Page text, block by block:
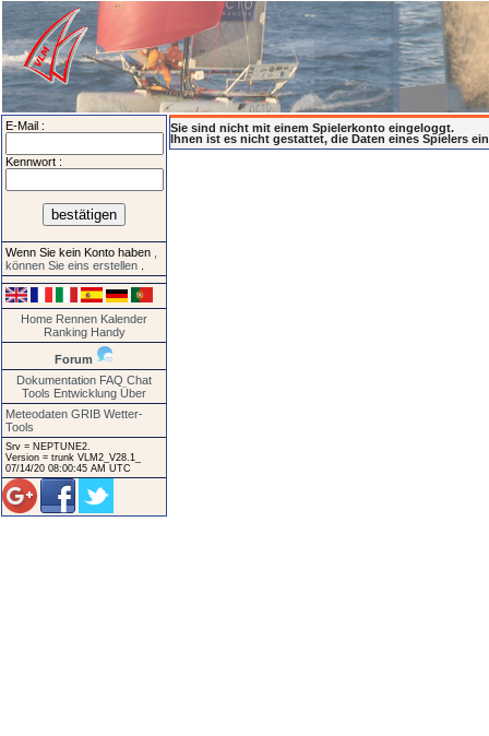
E-Mail :
Kennwort :
Wenn Sie kein Konto haben
können Sie eins erstellen
Home Rennen Kalender
Ranking Handy
Forum
Dokumentation FAQ Chat
Tools Entwicklung Über
Meteodaten GRIB Wetter-
Tools
Srv = NEPTUNE2.
Version = trunk VLM2_V28.1_
07/14/20 08:00:45 AM UTC
Sie sind nicht mit einem Spielerkonto eingeloggt.
Ihnen ist es nicht gestattet, die Daten eines Spielers